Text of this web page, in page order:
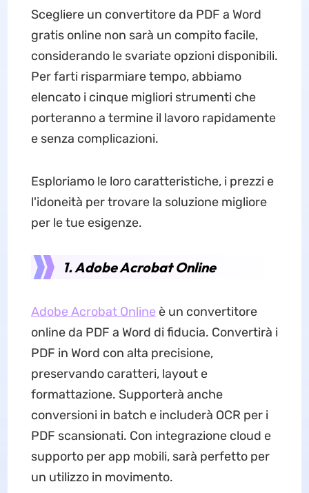
Scegliere un convertitore da PDF a Word
gratis online non sarà un compito facile,
considerando le svariate opzioni disponibili.
Per farti risparmiare tempo, abbiamo
elencato i cinque migliori strumenti che
porteranno a termine il lavoro rapidamente
e senza complicazioni.
Esploriamo le loro caratteristiche, i prezzi e
l'idoneità per trovare la soluzione migliore
per le tue esigenze.
1. Adobe Acrobat Online
Adobe Acrobat Online è un convertitore
online da PDF a Word di fiducia. Convertirà i
PDF in Word con alta precisione,
preservando caratteri, layout e
formattazione. Supporterà anche
conversioni in batch e includerà OCR per i
PDF scansionati. Con integrazione cloud e
supporto per app mobili, sarà perfetto per
un utilizzo in movimento.